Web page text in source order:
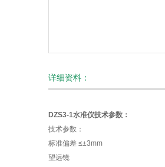
详细资料：
DZS3-1水准仪技术参数：
技术参数：
标准偏差 ≤±3mm
望远镜